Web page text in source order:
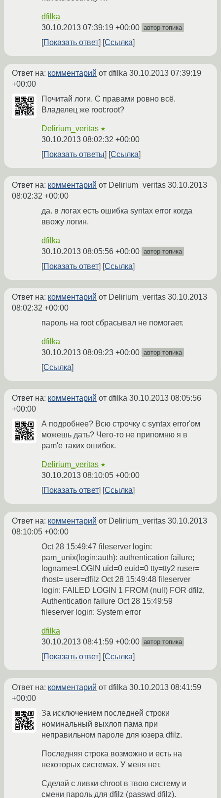
dfilka
30.10.2013 07:39:19 +00:00 автор топика
Показать ответ Ссылка
Ответ на: комментарий от dfilka 30.10.2013 07:39:19
+00:00
Почитай логи. С правами ровно всё.
Владелец же root:root?
Delirium_veritas ★
30.10.2013 08:02:32 +00:00
Показать ответы
Ссылка
Ответ на: комментарий от Delirium_veritas 30.10.2013
08:02:32 +00:00
да. в логах есть ошибка syntax error когда
ввожу логин.
dfilka
30.10.2013 08:05:56 +00:00 автор топика
Показать ответ Ссылка
Ответ на: комментарий от Delirium_veritas 30.10.2013
08:02:32 +00:00
пароль на root сбрасывал не помогает.
dfilka
30.10.2013 08:09:23 +00:00 автор топика
Ссылка
Ответ на: комментарий от dfilka 30.10.2013 08:05:56
+00:00
А подробнее? Всю строчку с syntax error'ом
можешь дать? Чего-то не припомню я в
pam'е таких ошибок.
Delirium_veritas ★
30.10.2013 08:10:05 +00:00
Показать ответ
Ссылка
Ответ на: комментарий от Delirium_veritas 30.10.2013
08:10:05 +00:00
Oct 28 15:49:47 fileserver login:
pam_unix(login:auth): authentication failure;
logname=LOGIN uid=0 euid=0 tty=tty2 ruser=
rhost= user=dfilz Oct 28 15:49:48 fileserver
login: FAILED LOGIN 1 FROM (null) FOR dfilz,
Authentication failure Oct 28 15:49:59
fileserver login: System error
dfilka
30.10.2013 08:41:59 +00:00 автор топика
Показать ответ Ссылка
Ответ на: комментарий от dfilka 30.10.2013 08:41:59
+00:00
За исключением последней строки
номинальный выхлоп пама при
неправильном пароле для юзера dfilz.
Последняя строка возможно и есть на
некоторых системах. У меня нет.
Сделай с ливки chroot в твою систему и
смени пароль для dfilz (passwd dfilz).